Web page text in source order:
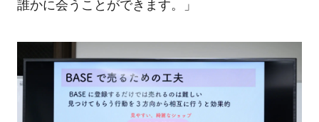
誰かに会うことができます。」